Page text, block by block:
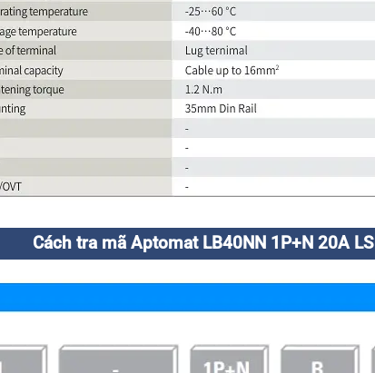
Cách tra mã Aptomat LB40NN 1P+N 20A LS